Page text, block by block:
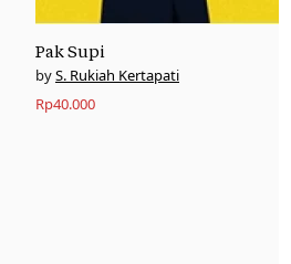
Pak Supi
S. Rukiah Kertapati
Rp40.000